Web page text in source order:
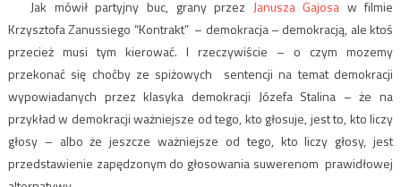
Jak mówił partyjny buc, grany przez Janusza Gajosa w filmie
Krzysztofa Zanussiego “Kontrakt” – demokracja – demokracją, ale ktoś
przecież musi tym kierować. I rzeczywiście – o czym mozemy
przekonać się choćby ze spiżowych sentencji na temat demokracji
wypowiadanych przez klasyka demokracji Józefa Stalina – że na
przykład w demokracji ważniejsze od tego, kto głosuje, jest to, kto liczy
głosy – albo że jeszcze ważniejsze od tego, kto liczy głosy, jest
przedstawienie zapędzonym do głosowania suwerenom prawidłowej